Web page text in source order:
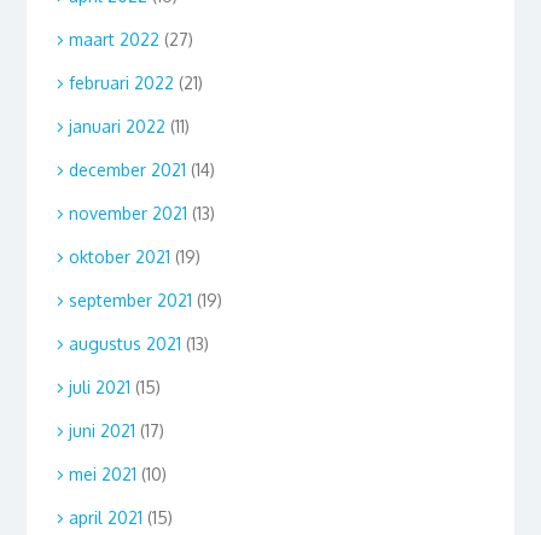
maart 2022 (27)
februari 2022 (21)
januari 2022 (11)
december 2021 (14)
november 2021 (13)
oktober 2021 (19)
september 2021 (19)
augustus 2021 (13)
juli 2021 (15)
juni 2021 (17)
mei 2021 (10)
april 2021 (15)